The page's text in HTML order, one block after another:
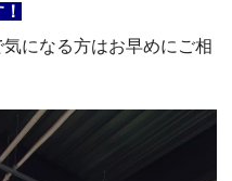
になる方はお早めにご相